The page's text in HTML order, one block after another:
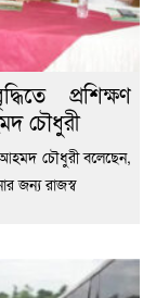
প্রশিক্ষণ
চৌধুরী
চৌধুরী বলেছেন,
জন্য রাজস্ব